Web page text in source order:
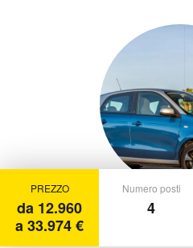
PREZZO
da 12.960
a 33.974 €
Numero posti
4